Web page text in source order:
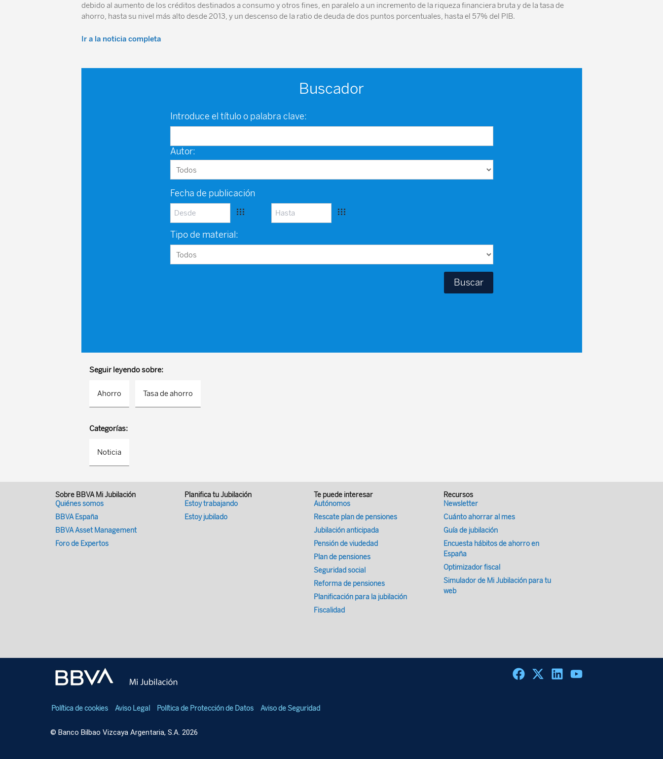
debido al aumento de los créditos destinados a consumo y otros fines, en paralelo a un incremento de la riqueza financiera bruta y de la tasa de
ahorro, hasta su nivel más alto desde 2013, y un descenso de la ratio de deuda de dos puntos porcentuales, hasta el 57% del PIB.
Ir a la noticia completa
Buscador
Introduce el título o palabra clave:
Autor:
Fecha de publicación
Tipo de material:
Seguir leyendo sobre:
Ahorro Tasa de ahorro
Categorías:
Noticia
Sobre BBVA Mi Jubilación
Quiénes somos
BBVA España
BBVA Asset Management
Foro de Expertos
Planifica tu Jubilación
Estoy trabajando
Estoy jubilado
Te puede interesar
Autónomos
Rescate plan de pensiones
Jubilación anticipada
Pensión de viudedad
Plan de pensiones
Seguridad social
Reforma de pensiones
Planificación para la jubilación
Fiscalidad
Recursos
Newsletter
Cuánto ahorrar al mes
Guía de jubilación
Encuesta hábitos de ahorro en
España
Optimizador fiscal
Simulador de Mi Jubilación para tu
web
Política de cookies Aviso Legal Política de Protección de Datos Aviso de Seguridad
© Banco Bilbao Vizcaya Argentaria, S.A. 2026